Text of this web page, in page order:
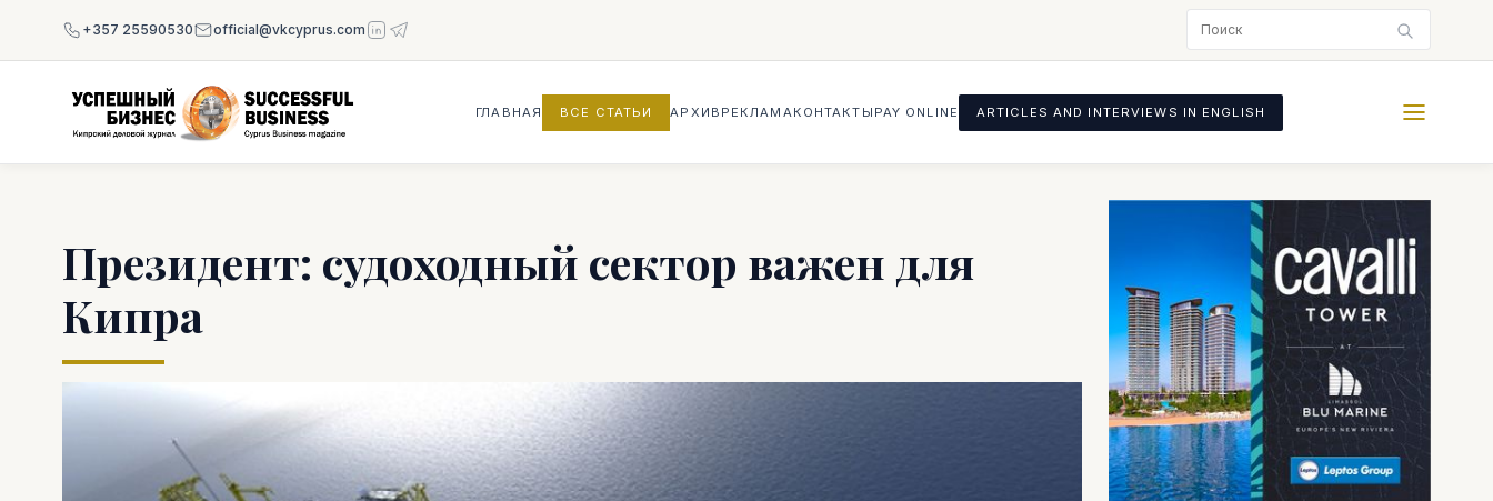
+357 25590530 official@vkcyprus.com
ГЛАВНАЯ ВСЕ СТАТЬИ АРХИВ РЕКЛАМА КОНТАКТЫ PAY ONLINE ARTICLES AND INTERVIEWS IN ENGLISH
Президент: судоходный сектор важен для
Кипра